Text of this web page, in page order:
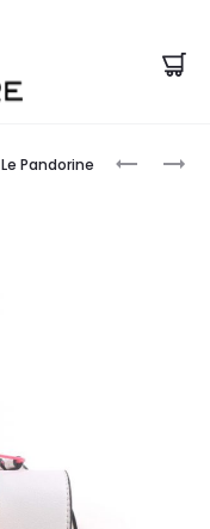
Le Pandorine